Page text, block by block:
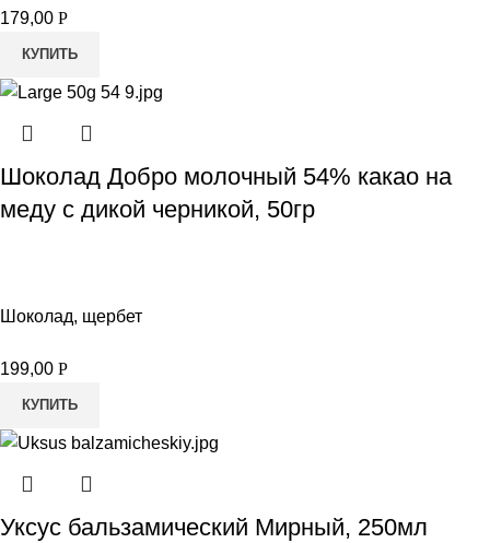
179,00 Р
КУПИТЬ
Шоколад Добро молочный 54% какао на
меду с дикой черникой, 50гр
Шоколад, щербет
199,00 Р
КУПИТЬ
Уксус бальзамический Мирный, 250мл